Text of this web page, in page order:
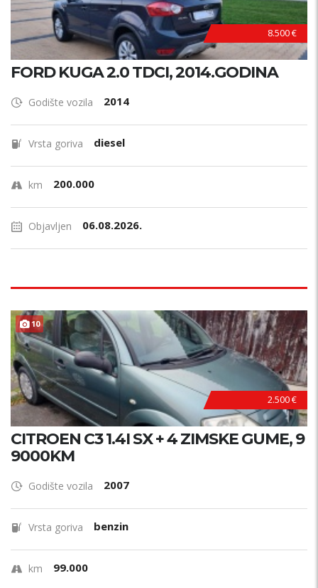
8.500 €
FORD KUGA 2.0 TDCI, 2014.GODINA
Godište vozila 2014
Vrsta goriva diesel
km 200.000
Objavljen 06.08.2026.
10 PRILIKA !
2.500 €
CITROEN C3 1.4I SX + 4 ZIMSKE GUME, 9
9000KM
Godište vozila 2007
Vrsta goriva benzin
km 99.000